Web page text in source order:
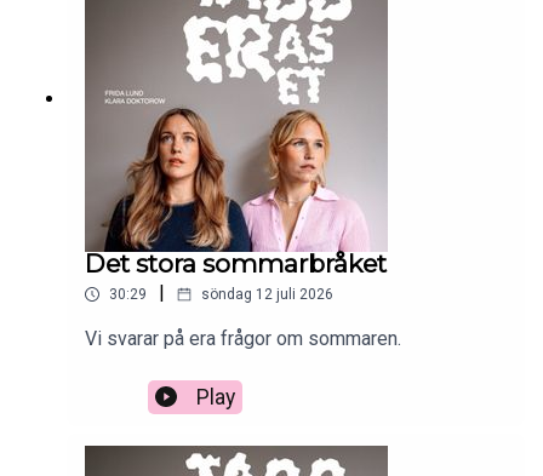
Det stora sommarbråket
30:29 söndag 12 juli 2026
Vi svarar på era frågor om sommaren.
Play